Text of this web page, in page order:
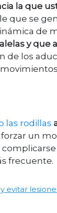
la que
que se
de
y que
de los
las rodillas
forzar un
frecuente.
evitar